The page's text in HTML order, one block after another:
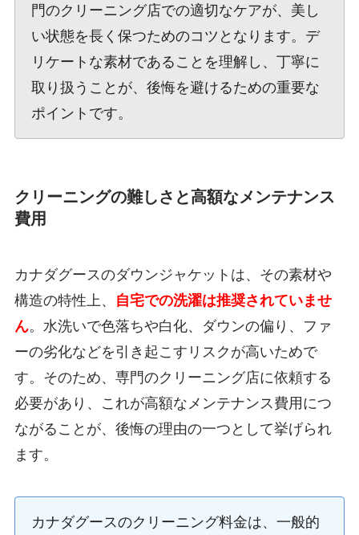
門のクリーニング店での適切なケアが、美し
い状態を長く保つためのコツとなります。デ
リケートな素材であることを理解し、丁寧に
取り扱うことが、後悔を避けるための重要な
ポイントです。
クリーニングの難しさと高額なメンテナンス
費用
カナダグースのダウンジャケットは、その素材や
構造の特性上、
自宅での洗濯は推奨されていませ
ん。水洗いで色落ちや白化、ダウンの偏り、ファ
ーの劣化などを引き起こすリスクが高いためで
す。そのため、専門のクリーニング店に依頼する
必要があり、これが高額なメンテナンス費用につ
ながることが、後悔の理由の一つとして挙げられ
ます。
カナダグースのクリーニング料金は、一般的